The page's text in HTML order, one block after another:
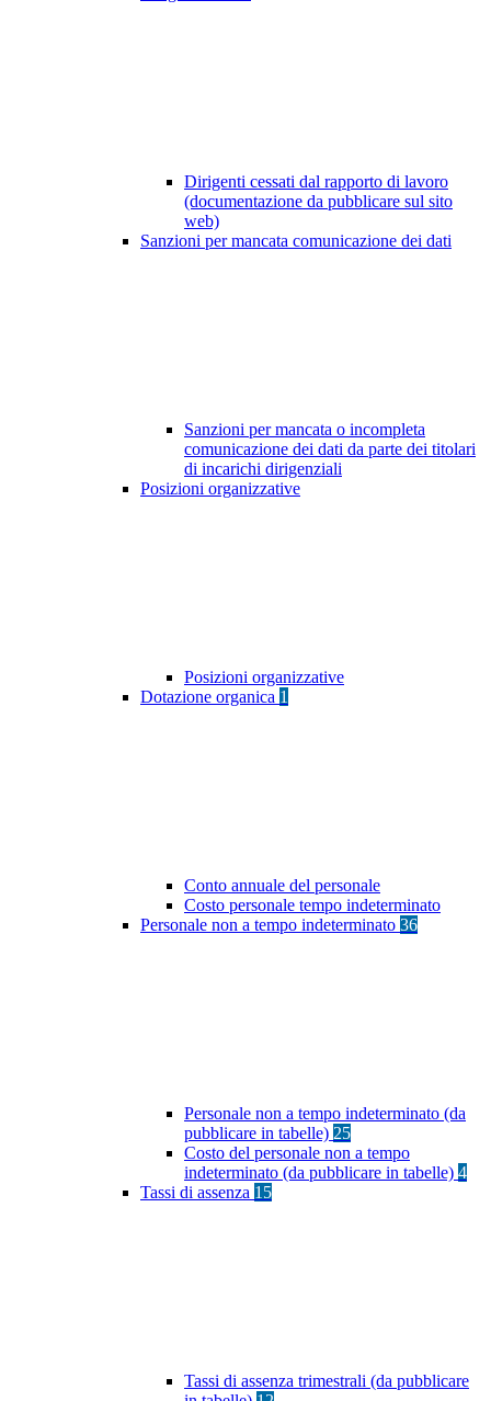
Dirigenti cessati dal rapporto di lavoro
(documentazione da pubblicare sul sito
web)
Sanzioni per mancata comunicazione dei dati
Sanzioni per mancata o incompleta
comunicazione dei dati da parte dei titolari
di incarichi dirigenziali
Posizioni organizzative
Posizioni organizzative
Dotazione organica 1
Conto annuale del personale
Costo personale tempo indeterminato
Personale non a tempo indeterminato 36
Personale non a tempo indeterminato (da
pubblicare in tabelle) 25
Costo del personale non a tempo
indeterminato (da pubblicare in tabelle) 4
Tassi di assenza 15
Tassi di assenza trimestrali (da pubblicare